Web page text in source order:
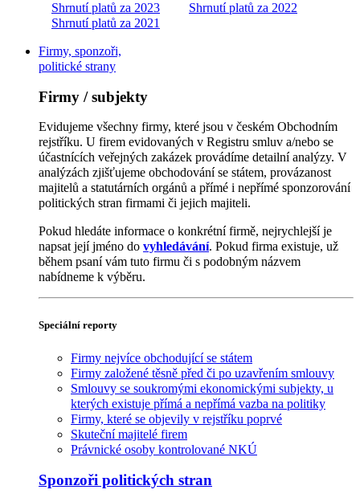
Shrnutí platů za 2023
Shrnutí platů za 2022
Shrnutí platů za 2021
Firmy, sponzoři,
politické strany
Firmy / subjekty
Evidujeme všechny firmy, které jsou v českém Obchodním
rejstříku. U firem evidovaných v Registru smluv a/nebo se
účastnících veřejných zakázek provádíme detailní analýzy. V
analýzách zjišťujeme obchodování se státem, provázanost
majitelů a statutárních orgánů a přímé i nepřímé sponzorování
politických stran firmami či jejich majiteli.
Pokud hledáte informace o konkrétní firmě, nejrychlejší je
napsat její jméno do vyhledávání. Pokud firma existuje, už
během psaní vám tuto firmu či s podobným názvem
nabídneme k výběru.
Speciální reporty
Firmy nejvíce obchodující se státem
Firmy založené těsně před či po uzavřením smlouvy
Smlouvy se soukromými ekonomickými subjekty, u
kterých existuje přímá a nepřímá vazba na politiky
Firmy, které se objevily v rejstříku poprvé
Skuteční majitelé firem
Právnické osoby kontrolované NKÚ
Sponzoři politických stran